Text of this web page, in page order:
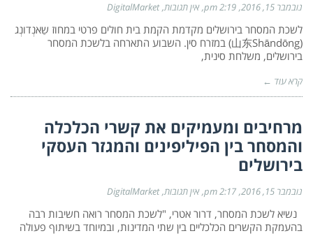
נובמבר 15, 2016 2:19 pm אין תגובות DigitalMarket
לשכת המסחר בירושלים מקדמת הקמת בית חולים פרטי במחוז שַאנְדונְג
(山东Shāndōng) במזרח סין. השבוע התארחה בלשכת המסחר
בירושלים, משלחת סינית,
קרא עוד ←
מרחיבים ומעמיקים את קשרי הכלכלה
והמסחר בין הפיליפינים והמגזר העסקי
בירושלים
נובמבר 15, 2016 2:17 pm אין תגובות DigitalMarket
נשיא לשכת המסחר, דרור אטרי, "לשכת המסחר רואה חשיבות רבה
בהעמקת הקשרים הכלכליים בין שתי המדינות, ובמיוחד בשיתוף פעולה